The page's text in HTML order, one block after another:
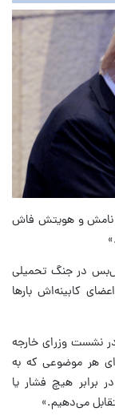
نامش و هویتش فاش
در جنگ تحمیلی
کابینه‌اش بارها
نشست وزرای خارجه
هر موضوعی که به
برابر هیچ فشار یا
می‌دهیم.»